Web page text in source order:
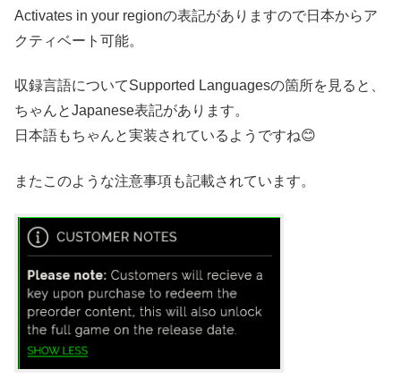
Activates in your regionの表記がありますので日本からア
クティベート可能。
収録言語についてSupported Languagesの箇所を見ると、
ちゃんとJapanese表記があります。
日本語もちゃんと実装されているようですね😊
またこのような注意事項も記載されています。